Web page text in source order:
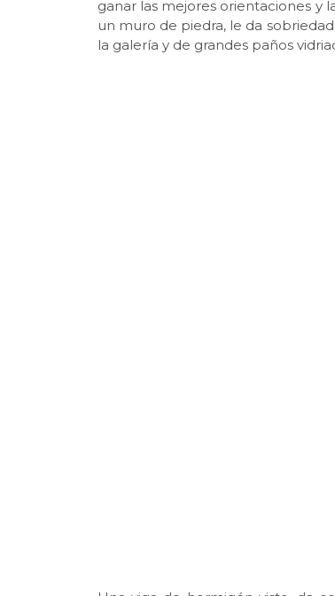
ganar las mejores orientaciones y
un muro de piedra, le da
la galería y de grandes paños